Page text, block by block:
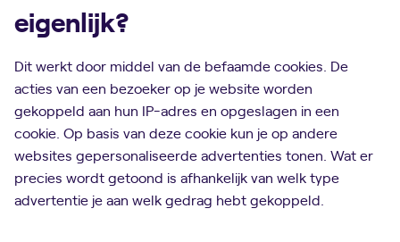
eigenlijk?
Dit werkt door middel van de befaamde cookies. De
acties van een bezoeker op je website worden
gekoppeld aan hun IP-adres en opgeslagen in een
cookie. Op basis van deze cookie kun je op andere
websites gepersonaliseerde advertenties tonen. Wat er
precies wordt getoond is afhankelijk van welk type
advertentie je aan welk gedrag hebt gekoppeld.